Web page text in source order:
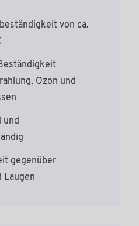
von ca.
Ozon und
und
gegenüber
Laugen